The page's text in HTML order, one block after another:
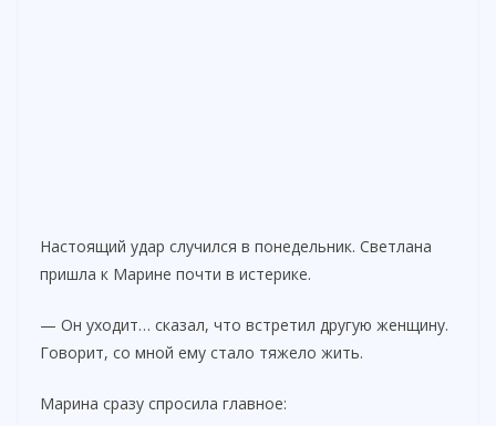
Настоящий удар случился в понедельник. Светлана
пришла к Марине почти в истерике.
— Он уходит… сказал, что встретил другую женщину.
Говорит, со мной ему стало тяжело жить.
Марина сразу спросила главное: